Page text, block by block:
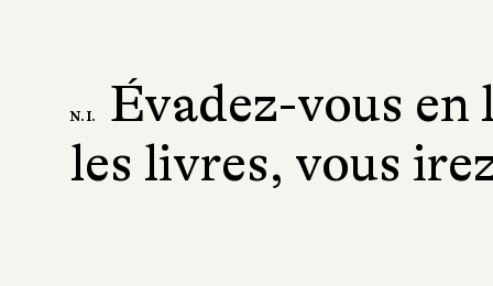
N. I.
Évadez-vous en
les livres, vous